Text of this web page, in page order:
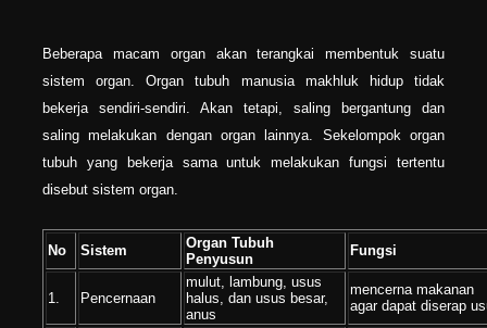
Beberapa macam organ akan terangkai membentuk suatu
sistem organ. Organ tubuh manusia makhluk hidup tidak
bekerja sendiri-sendiri. Akan tetapi, saling bergantung dan
saling melakukan dengan organ lainnya. Sekelompok organ
tubuh yang bekerja sama untuk melakukan fungsi tertentu
disebut sistem organ.
No Sistem
Organ Tubuh
Penyusun
Fungsi
1. Pencernaan
mulut, lambung, usus
halus, dan usus besar,
anus
mencerna makanan
agar dapat diserap